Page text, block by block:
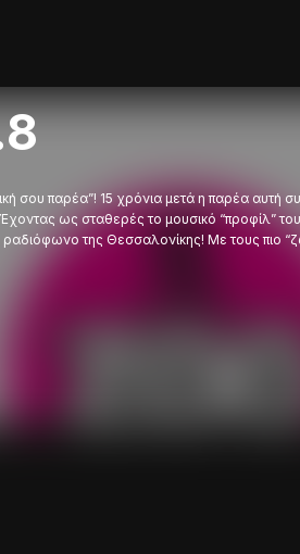
σου παρέα”! 15 χρόνια μετά η παρέα αυτή
ως σταθερές το μουσικό “προφίλ”
ραδιόφωνο της Θεσσαλονίκης! Με τους πιο